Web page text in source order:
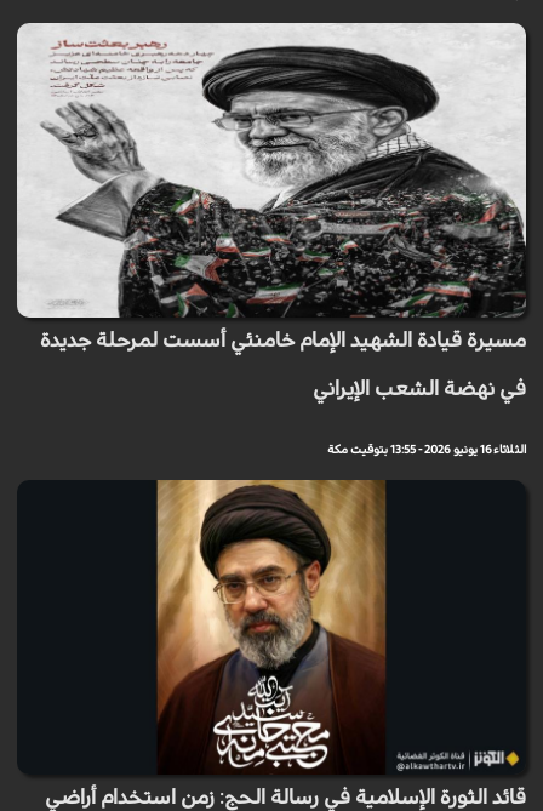
مسيرة قيادة الشهيد الإمام خامنئي أسست لمرحلة جديدة
في نهضة الشعب الإيراني
الثلاثاء 16 يونيو 2026 - 13:55 بتوقيت مكة
قائد الثورة الإسلامية في رسالة الحج: زمن استخدام أراضي